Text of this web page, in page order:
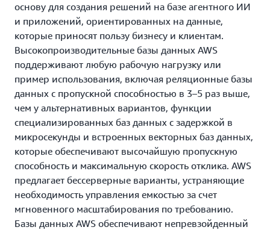
основу для создания решений на базе агентного ИИ
и приложений, ориентированных на данные,
которые приносят пользу бизнесу и клиентам.
Высокопроизводительные базы данных AWS
поддерживают любую рабочую нагрузку или
пример использования, включая реляционные базы
данных с пропускной способностью в 3–5 раз выше,
чем у альтернативных вариантов, функции
специализированных баз данных с задержкой в
микросекунды и встроенных векторных баз данных,
которые обеспечивают высочайшую пропускную
способность и максимальную скорость отклика. AWS
предлагает бессерверные варианты, устраняющие
необходимость управления емкостью за счет
мгновенного масштабирования по требованию.
Базы данных AWS обеспечивают непревзойденный